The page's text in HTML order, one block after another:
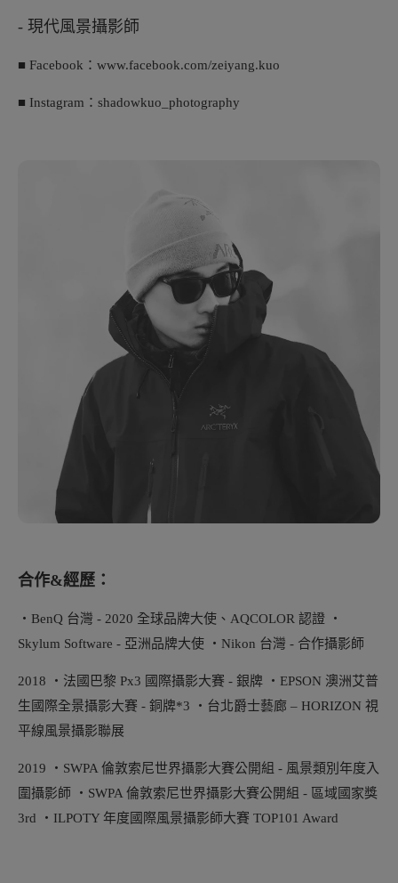
- 現代風景攝影師
■ Facebook：www.facebook.com/zeiyang.kuo
■ Instagram：shadowkuo_photography
合作&經歷：
・BenQ 台灣 - 2020 全球品牌大使、AQCOLOR 認證 ・
Skylum Software - 亞洲品牌大使 ・Nikon 台灣 - 合作攝影師
2018 ・法國巴黎 Px3 國際攝影大賽 - 銀牌 ・EPSON 澳洲艾普
生國際全景攝影大賽 - 銅牌*3 ・台北爵士藝廊 – HORIZON 視
平線風景攝影聯展
2019 ・SWPA 倫敦索尼世界攝影大賽公開組 - 風景類別年度入
圍攝影師 ・SWPA 倫敦索尼世界攝影大賽公開組 - 區域國家獎
3rd ・ILPOTY 年度國際風景攝影師大賽 TOP101 Award